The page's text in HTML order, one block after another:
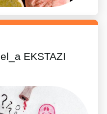
EKSTAZI